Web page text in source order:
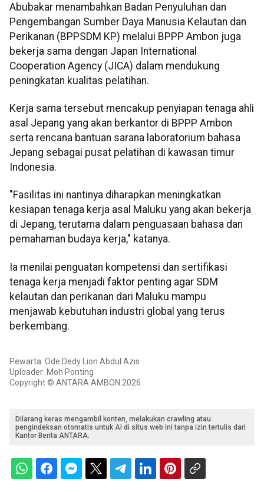
Abubakar menambahkan Badan Penyuluhan dan
Pengembangan Sumber Daya Manusia Kelautan dan
Perikanan (BPPSDM KP) melalui BPPP Ambon juga
bekerja sama dengan Japan International
Cooperation Agency (JICA) dalam mendukung
peningkatan kualitas pelatihan.
Kerja sama tersebut mencakup penyiapan tenaga ahli
asal Jepang yang akan berkantor di BPPP Ambon
serta rencana bantuan sarana laboratorium bahasa
Jepang sebagai pusat pelatihan di kawasan timur
Indonesia.
"Fasilitas ini nantinya diharapkan meningkatkan
kesiapan tenaga kerja asal Maluku yang akan bekerja
di Jepang, terutama dalam penguasaan bahasa dan
pemahaman budaya kerja," katanya.
Ia menilai penguatan kompetensi dan sertifikasi
tenaga kerja menjadi faktor penting agar SDM
kelautan dan perikanan dari Maluku mampu
menjawab kebutuhan industri global yang terus
berkembang.
Pewarta: Ode Dedy Lion Abdul Azis
Uploader: Moh Ponting
Copyright © ANTARA AMBON 2026
Dilarang keras mengambil konten, melakukan crawling atau
pengindeksan otomatis untuk AI di situs web ini tanpa izin tertulis dari
Kantor Berita ANTARA.